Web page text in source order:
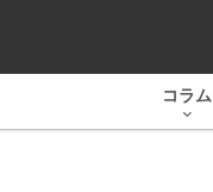
コラム